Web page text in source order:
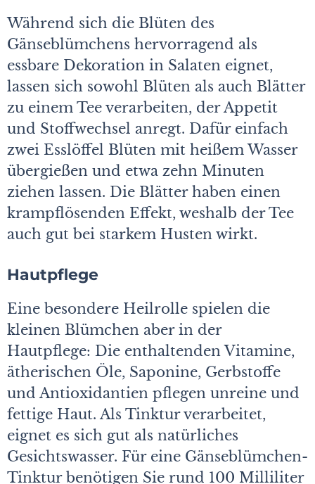
Während sich die Blüten des
Gänseblümchens hervorragend als
essbare Dekoration in Salaten eignet,
lassen sich sowohl Blüten als auch Blätter
zu einem Tee verarbeiten, der Appetit
und Stoffwechsel anregt. Dafür einfach
zwei Esslöffel Blüten mit heißem Wasser
übergießen und etwa zehn Minuten
ziehen lassen. Die Blätter haben einen
krampflösenden Effekt, weshalb der Tee
auch gut bei starkem Husten wirkt.
Hautpflege
Eine besondere Heilrolle spielen die
kleinen Blümchen aber in der
Hautpflege: Die enthaltenden Vitamine,
ätherischen Öle, Saponine, Gerbstoffe
und Antioxidantien pflegen unreine und
fettige Haut. Als Tinktur verarbeitet,
eignet es sich gut als natürliches
Gesichtswasser. Für eine Gänseblümchen-
Tinktur benötigen Sie rund 100 Milliliter